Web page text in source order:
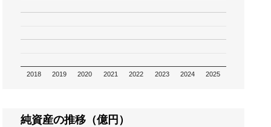
2018 2019 2020 2021 2022 2023 2024 2025
純資産の推移（億円）